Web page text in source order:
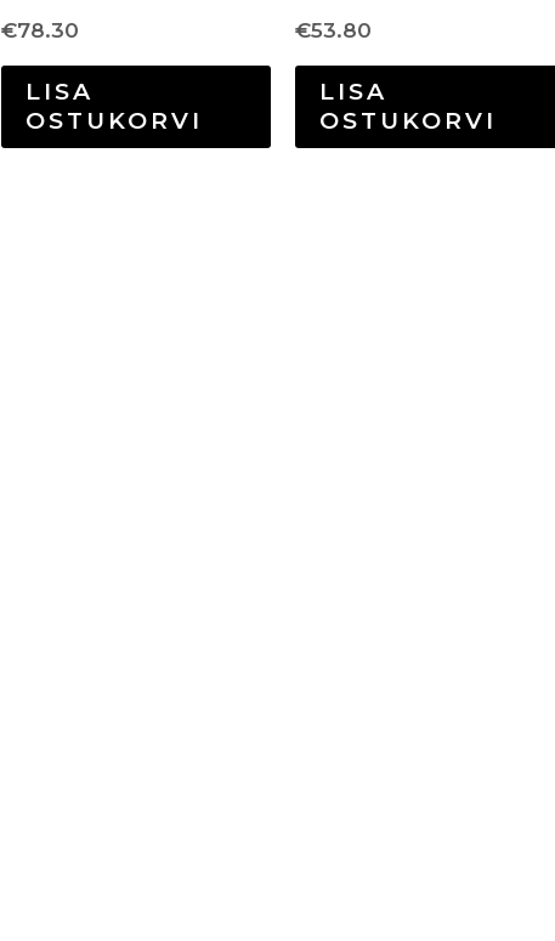
€78.30
LISA
OSTUKORVI
€53.80
LISA
OSTUKORVI